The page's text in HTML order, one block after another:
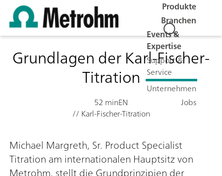
Produkte
Branchen
Events &
Expertise
Support &
Service
Unternehmen
Jobs
Grundlagen der Karl-Fischer-
Titration
52 minEN
// Karl-Fischer-Titration
Michael Margreth, Sr. Product Specialist
Titration am internationalen Hauptsitz von